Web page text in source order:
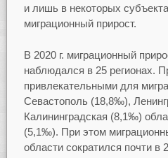
и лишь в некоторых
миграционный прирост.
В 2020 г. миграционный
наблюдался в 25 регионах.
привлекательными для
Севастополь (18,8‰),
Калининградская (8,1‰)
(5,1‰). При этом
области сократился почти в